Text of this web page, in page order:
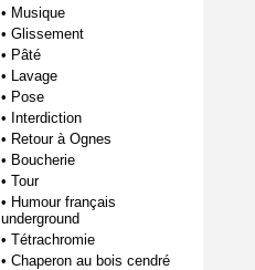
• Musique
• Glissement
• Pâté
• Lavage
• Pose
• Interdiction
• Retour à Ognes
• Boucherie
• Tour
• Humour français
underground
• Tétrachromie
• Chaperon au bois cendré